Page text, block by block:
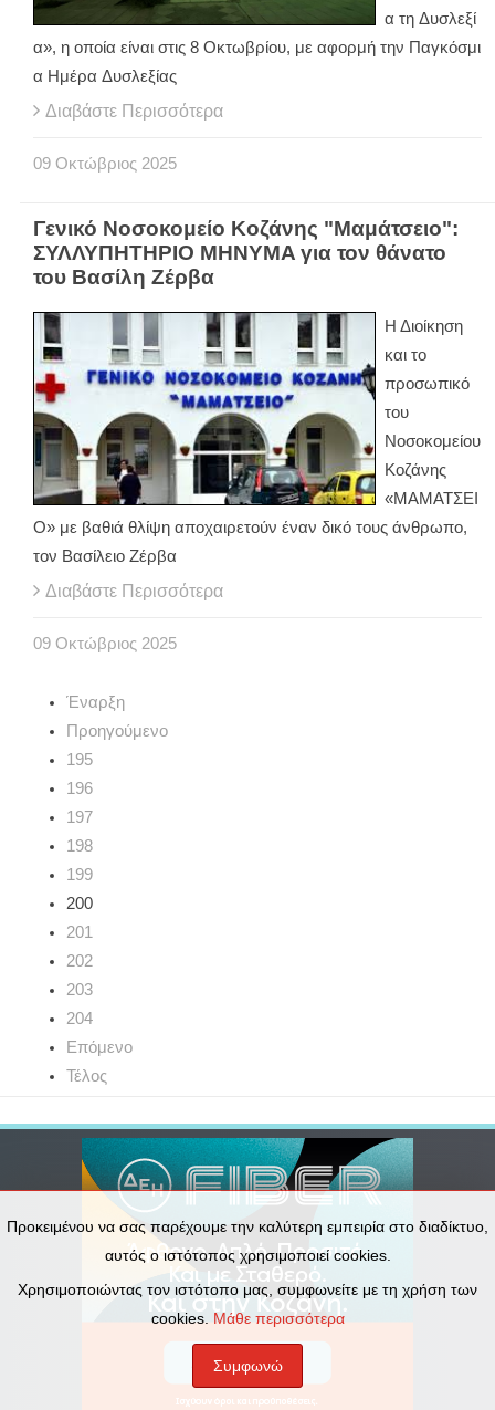
α τη Δυσλεξί
α», η οποία είναι στις 8 Οκτωβρίου, με αφορμή την Παγκόσμι
α Ημέρα Δυσλεξίας
Διαβάστε Περισσότερα
09 Οκτώβριος 2025
Γενικό Νοσοκομείο Κοζάνης "Μαμάτσειο":
ΣΥΛΛΥΠΗΤΗΡΙΟ MHNYMA για τον θάνατο
του Βασίλη Ζέρβα
Η Διοίκηση
και το
προσωπικό
του
Νοσοκομείου
Κοζάνης
«ΜΑΜΑΤΣΕΙ
Ο» με βαθιά θλίψη αποχαιρετούν έναν δικό τους άνθρωπο,
τον Βασίλειο Ζέρβα
Διαβάστε Περισσότερα
09 Οκτώβριος 2025
Έναρξη
Προηγούμενο
195
196
197
198
199
200
201
202
203
204
Επόμενο
Τέλος
Προκειμένου να σας παρέχουμε την καλύτερη εμπειρία στο διαδίκτυο,
αυτός ο ιστότοπος χρησιμοποιεί cookies.
Χρησιμοποιώντας τον ιστότοπο μας, συμφωνείτε με τη χρήση των
cookies. Μάθε περισσότερα
Συμφωνώ